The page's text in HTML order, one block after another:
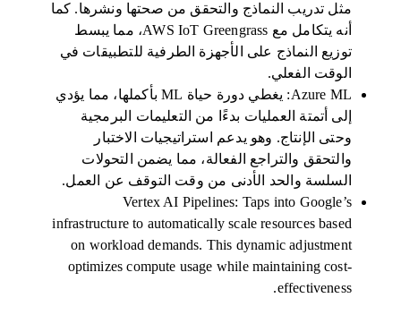
مثل تدريب النماذج والتحقق من صحتها ونشرها. كما
أنه يتكامل مع AWS IoT Greengrass، مما يبسط
توزيع النماذج على الأجهزة الطرفية للتطبيقات في
الوقت الفعلي.
Azure ML: يغطي دورة حياة ML بأكملها، مما يؤدي
إلى أتمتة العمليات بدءًا من التعليمات البرمجية
وحتى الإنتاج. وهو يدعم استراتيجيات الاختبار
والتحقق والتراجع الفعالة، مما يضمن التحولات
السلسة والحد الأدنى من وقت التوقف عن العمل.
Vertex AI Pipelines: Taps into Google’s
infrastructure to automatically scale resources based
on workload demands. This dynamic adjustment
optimizes compute usage while maintaining cost-
effectiveness.